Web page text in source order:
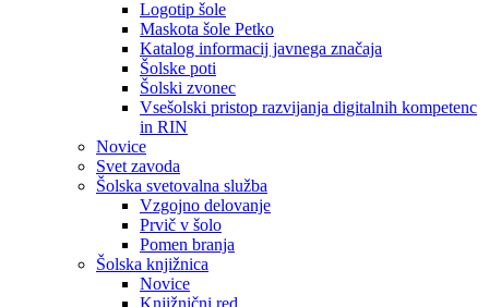
Logotip šole
Maskota šole Petko
Katalog informacij javnega značaja
Šolske poti
Šolski zvonec
Vsešolski pristop razvijanja digitalnih kompetenc
in RIN
Novice
Svet zavoda
Šolska svetovalna služba
Vzgojno delovanje
Prvič v šolo
Pomen branja
Šolska knjižnica
Novice
Knjižnični red